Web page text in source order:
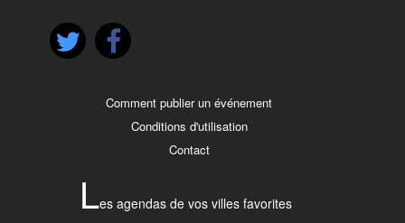
Comment publier un événement
Conditions d'utilisation
Contact
Les agendas de vos villes favorites